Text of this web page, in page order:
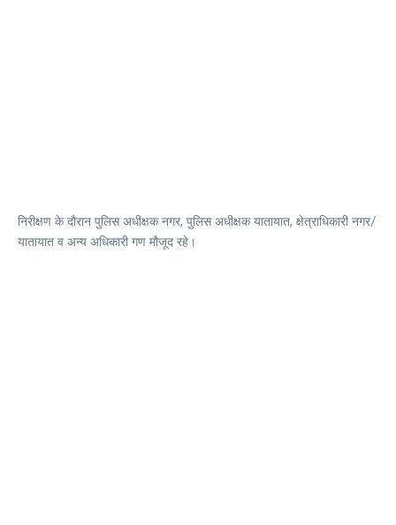
निरीक्षण के दौरान पुलिस अधीक्षक नगर, पुलिस अधीक्षक यातायात, क्षेत्राधिकारी नगर/
यातायात व अन्य अधिकारी गण मौजूद रहे।